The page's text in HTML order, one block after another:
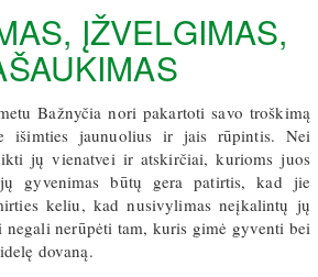
ĮŽVELGIMAS,
Bažnyčia nori pakartoti savo troškimą
išimties jaunuolius ir jais rūpintis. Nei
jų vienatvei ir atskirčiai, kurioms juos
gyvenimas būtų gera patirtis, kad jie
keliu, kad nusivylimas neįkalintų jų
negali nerūpėti tam, kuris gimė gyventi bei
dovaną.